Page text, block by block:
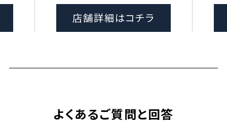
店舗詳細はコチラ
よくあるご質問と回答